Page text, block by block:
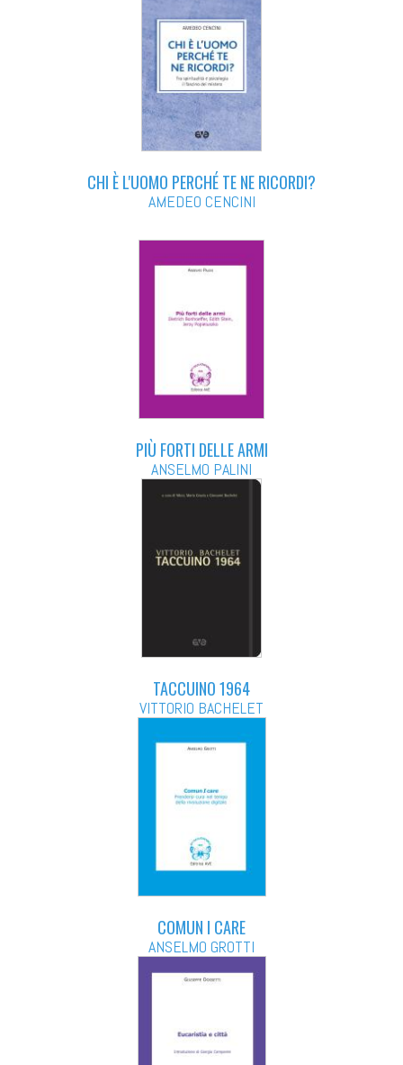
CHI È L'UOMO PERCHÉ TE NE RICORDI?
AMEDEO CENCINI
PIÙ FORTI DELLE ARMI
ANSELMO PALINI
TACCUINO 1964
VITTORIO BACHELET
COMUN I CARE
ANSELMO GROTTI